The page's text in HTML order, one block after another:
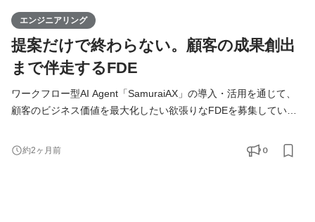
エンジニアリング
提案だけで終わらない。顧客の成果創出
まで伴走するFDE
ワークフロー型AI Agent「SamuraiAX」の導入・活用を通じて、
顧客のビジネス価値を最大化したい欲張りなFDEを募集していま
Deployed Engineer（FDE）のミッションは、お客様の業務に深く
入り込み、技術の力でAIDX（AI×DX）を成功に導くことです。お
約2ヶ月前 0